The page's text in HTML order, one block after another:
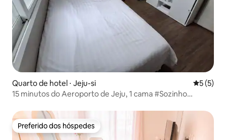
Quarto de hotel ⋅ Jeju-si 5 de
5 (5)
15 minutos do Aeroporto de Jeju, 1 cama #Sozinho
Preferido dos hóspedes
Preferido dos hóspedes